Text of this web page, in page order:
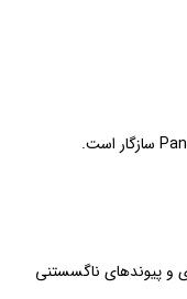
و پیوندهای ناگسستنی